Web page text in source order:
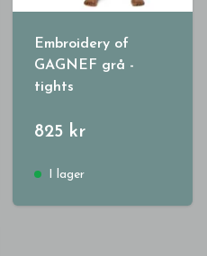
Embroidery of
GAGNEF grå -
tights
825 kr
I lager